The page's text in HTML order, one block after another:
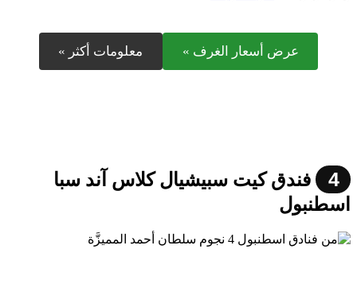
عرض أسعار الغرف » معلومات أكثر »
4
فندق كيت سبيشيال كلاس آند سبا
اسطنبول